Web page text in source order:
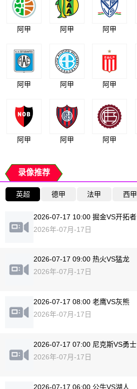
阿甲 阿甲 阿甲
阿甲 阿甲 阿甲
阿甲 阿甲 阿甲
录像推荐
英超 德甲 法甲 西甲
2026-07-17 10:00 掘金VS开拓者
2026年-07月-17日
2026-07-17 09:00 热火VS猛龙
2026年-07月-17日
2026-07-17 08:00 老鹰VS灰熊
2026年-07月-17日
2026-07-17 07:00 尼克斯VS勇士
2026年-07月-17日
2026-07-17 06:00 公牛VS湖人